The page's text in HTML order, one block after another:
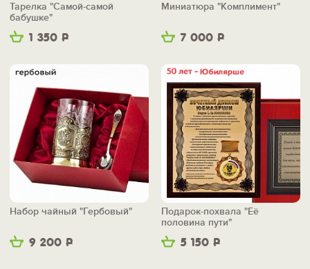
1 350 Р
Тарелка "Самой-самой
бабушке"
7 000 Р
Миниатюра "Комплимент"
9 200 Р
Набор чайный "Гербовый"
5 150 Р
Подарок-похвала "Её
половина пути"